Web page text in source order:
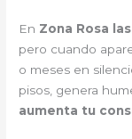
En Zona Rosa
pero cuando
o meses en
pisos, genera
aumenta tu